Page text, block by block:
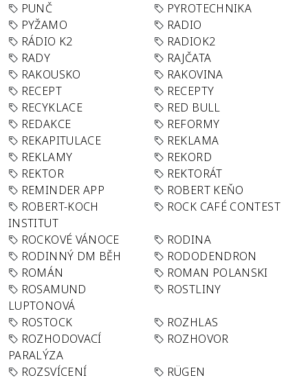
PUNČ
PYROTECHNIKA
PYŽAMO
RADIO
RÁDIO K2
RADIOK2
RADY
RAJČATA
RAKOUSKO
RAKOVINA
RECEPT
RECEPTY
RECYKLACE
RED BULL
REDAKCE
REFORMY
REKAPITULACE
REKLAMA
REKLAMY
REKORD
REKTOR
REKTORÁT
REMINDER APP
ROBERT KEŇO
ROBERT-KOCH
INSTITUT
ROCK CAFÉ CONTEST
ROCKOVÉ VÁNOCE
RODINA
RODINNÝ DM BĚH
RODODENDRON
ROMÁN
ROMAN POLANSKI
ROSAMUND
LUPTONOVÁ
ROSTLINY
ROSTOCK
ROZHLAS
ROZHODOVACÍ
PARALÝZA
ROZHOVOR
ROZSVÍCENÍ
RÜGEN